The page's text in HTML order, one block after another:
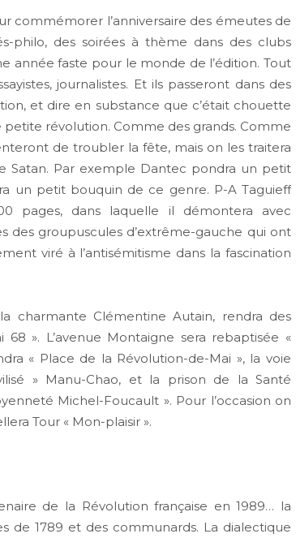
commémorer l’anniversaire des émeutes de
philo, des soirées à thème dans des clubs
année faste pour le monde de l’édition. Tout
journalistes. Et ils passeront dans des
et dire en substance que c’était chouette
petite révolution. Comme des grands. Comme
de troubler la fête, mais on les traitera
Satan. Par exemple Dantec pondra un petit
un petit bouquin de ce genre. P-A Taguieff
pages, dans laquelle il démontera avec
des groupuscules d’extrême-gauche qui ont
viré à l’antisémitisme dans la fascination
Clémentine Autain, rendra des
». L’avenue Montaigne sera rebaptisée «
« Place de la Révolution-de-Mai », la voie
» Manu-Chao, et la prison de la Santé
Michel-Foucault ». Pour l’occasion on
Tour « Mon-plaisir ».
de la Révolution française en 1989… la
de 1789 et des communards. La dialectique